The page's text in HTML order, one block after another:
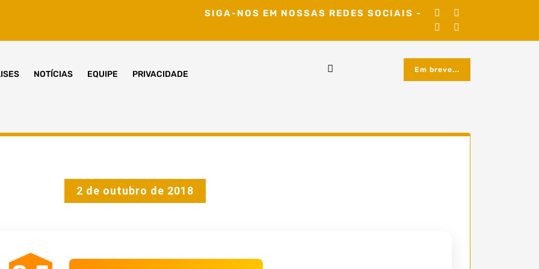
SIGA-NOS EM NOSSAS REDES SOCIAIS -
NOTÍCIAS EQUIPE PRIVACIDADE Em breve...
2 de outubro de 2018